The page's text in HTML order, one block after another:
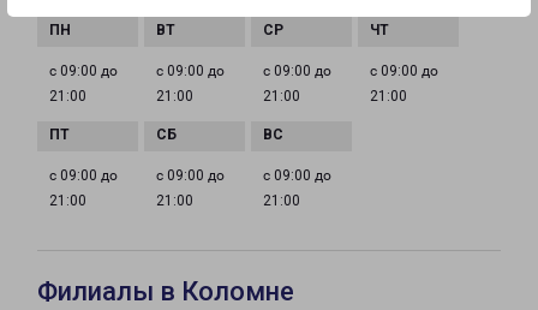
с 09:00 до
21:00
с 09:00 до
21:00
с 09:00 до
21:00
с 09:00 до
21:00
с 09:00 до
21:00
с 09:00 до
21:00
с 09:00 до
21:00
Филиалы в Коломне